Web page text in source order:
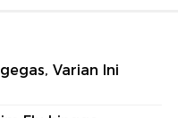
Varian Ini